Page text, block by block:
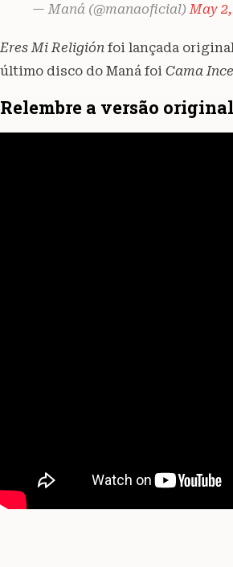
— Maná (@manaoficial)May
Eres Mi Religión foi lançada
último disco do Maná foi Cama
Relembre a versão